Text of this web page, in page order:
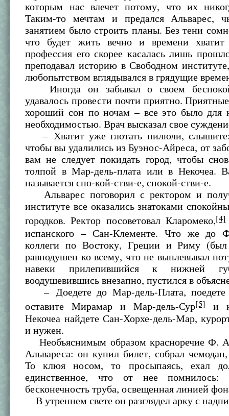
которым нас влечет потому, что их
Таким-то мечтам и предался Альварес,
занятием было строить планы. Без тени
что будет жить вечно и времени
профессия его скорее касалась лишь
преподавал историю в Свободном
любопытством вглядывался в грядущие
Иногда он забывал о своем
удавалось провести почти приятно.
хороший сон по ночам – все это было для
необходимостью. Врач высказал свое
– Хватит уже глотать пилюли,
чтобы вы удалились из Буэнос-Айреса, от
вам не следует покидать город, чтобы
толпой в Мар-дель-плата или в Некочеа.
называется спо-кой-стви-е, спокой-стви-е.
Альварес поговорил с ректором и
институте все оказались знатоками
городков. Ректор посоветовал Кларомеко,[4]
испанского – Сан-Клементе. Что же до
коллеги по Востоку, Греции и Риму (был
равнодушен ко всему, что не выплевывал
навеки прилепившийся к нижней
воодушевившись внезапно, пустился в
– Доедете до Мар-дель-Плата, поедете
оставите Мирамар и Мар-дель-Сур[5]
и
Некочеа найдете Сан-Хорхе-дель-Мар,
и нужен.
Необъяснимым образом красноречие Ф.
Альвареса: он купил билет, собрал
То клюя носом, то просыпаясь, ехал
единственное, что от нее помнилось:
бесконечность труба, освещенная линией
В утреннем свете он разглядел арку с